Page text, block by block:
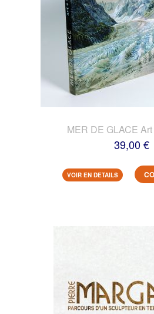
MER DE GLACE
39,00 €
VOIR EN DETAILS